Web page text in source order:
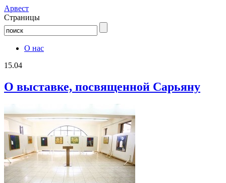
Aрвест
Страницы
О нас
15.04
О выставке, посвященной Сарьяну